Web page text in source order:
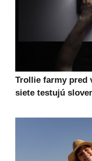
Trollie farmy pred
siete testujú